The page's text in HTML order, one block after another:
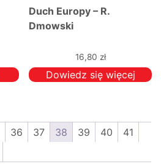
Duch Europy – R.
Dmowski
16,80 zł
Dowiedz się więcej
36 37 38 39 40
41